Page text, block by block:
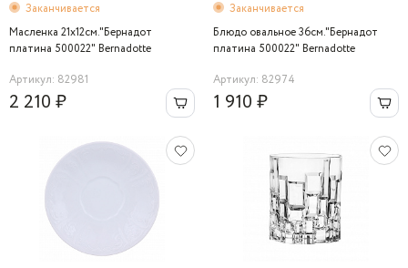
Заканчивается
Масленка 21х12см."Бернадот
платина 500022" Bernadotte
Артикул: 82981
2 210 ₽
Заканчивается
Блюдо овальное 36см."Бернадот
платина 500022" Bernadotte
Артикул: 82974
1 910 ₽